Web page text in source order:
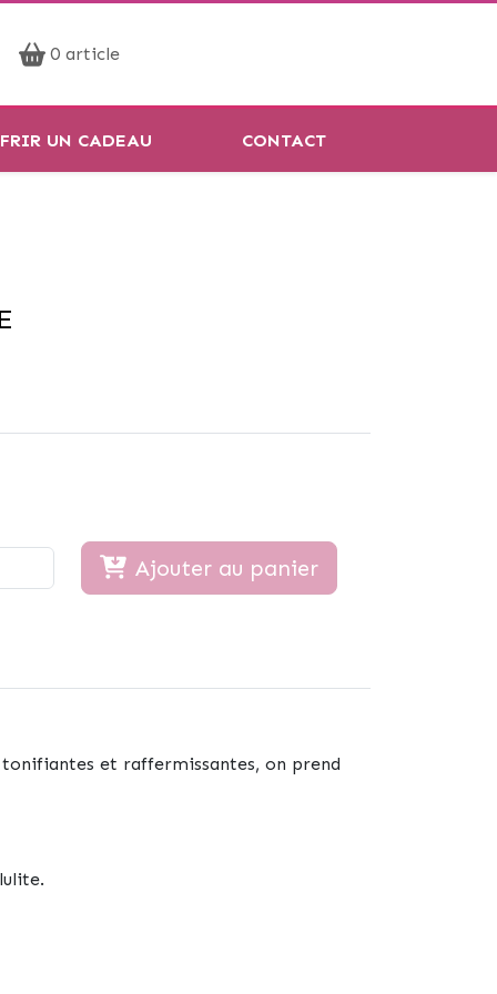
0 article
UN CADEAU CONTACT
Ajouter au panier
tonifiantes et raffermissantes, on prend